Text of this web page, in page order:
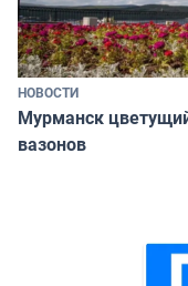
НОВОСТИ
Мурманск
вазонов